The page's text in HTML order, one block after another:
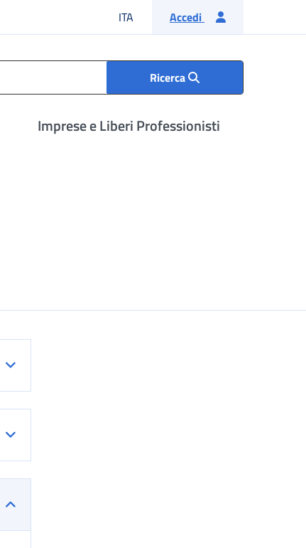
ITA Lingua italiana
Accedi
Ricerca
Imprese e Liberi Professionisti